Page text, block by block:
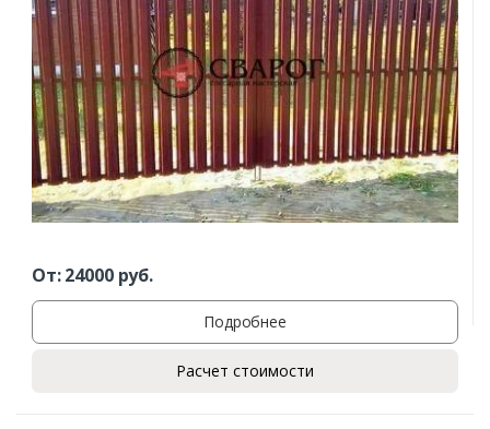
От:24000руб.
Подробнее
Расчет стоимости